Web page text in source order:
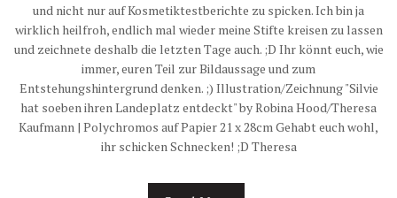
und nicht nur auf Kosmetiktestberichte zu spicken. Ich bin ja
wirklich heilfroh, endlich mal wieder meine Stifte kreisen zu lassen
und zeichnete deshalb die letzten Tage auch. ;D Ihr könnt euch, wie
immer, euren Teil zur Bildaussage und zum
Entstehungshintergrund denken. ;) Illustration/Zeichnung "Silvie
hat soeben ihren Landeplatz entdeckt" by Robina Hood/Theresa
Kaufmann | Polychromos auf Papier 21 x 28cm Gehabt euch wohl,
ihr schicken Schnecken! ;D Theresa